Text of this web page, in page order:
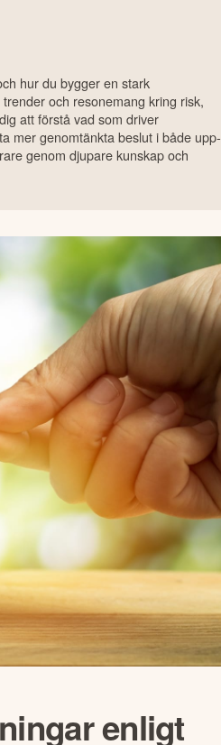
hur du bygger en stark
och resonemang kring risk,
att förstå vad som driver
mer genomtänkta beslut i både upp-
genom djupare kunskap och
enligt